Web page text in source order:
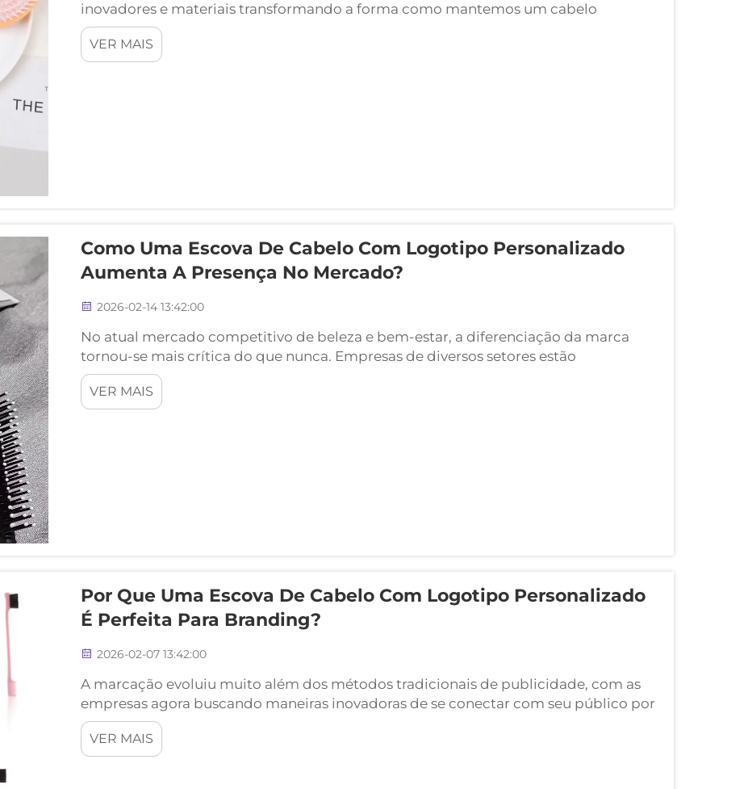
inovadores e materiais transformando a forma como mantemos um cabelo
saudável. Entre os desenvolvimentos mais revolucionários nas ferramentas de
modelagem capilar está o Conjunto de Escovas de Cabelo de Nylon com Almofada
de Ar, que combina avanços...
VER MAIS
Como Uma Escova De Cabelo Com Logotipo Personalizado
Aumenta A Presença No Mercado?
2026-02-14 13:42:00
No atual mercado competitivo de beleza e bem-estar, a diferenciação da marca
tornou-se mais crítica do que nunca. Empresas de diversos setores estão
descobrindo o poder de produtos promocionais que combinam funcionalidade
com visibilidade da marca...
VER MAIS
Por Que Uma Escova De Cabelo Com Logotipo Personalizado
É Perfeita Para Branding?
2026-02-07 13:42:00
A marcação evoluiu muito além dos métodos tradicionais de publicidade, com as
empresas agora buscando maneiras inovadoras de se conectar com seu público por
meio de itens práticos do dia a dia. Uma escova de cabelo personalizada com
logotipo representa uma das ferramentas promocionais mais eficazes...
VER MAIS